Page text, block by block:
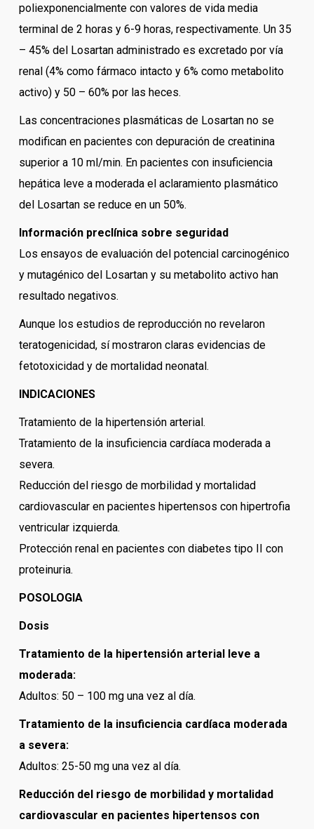
poliexponencialmente con valores de vida media
terminal de 2 horas y 6-9 horas, respectivamente. Un 35
– 45% del Losartan administrado es excretado por vía
renal (4% como fármaco intacto y 6% como metabolito
activo) y 50 – 60% por las heces.
Las concentraciones plasmáticas de Losartan no se
modifican en pacientes con depuración de creatinina
superior a 10 ml/min. En pacientes con insuficiencia
hepática leve a moderada el aclaramiento plasmático
del Losartan se reduce en un 50%.
Información preclínica sobre seguridad
Los ensayos de evaluación del potencial carcinogénico
y mutagénico del Losartan y su metabolito activo han
resultado negativos.
Aunque los estudios de reproducción no revelaron
teratogenicidad, sí mostraron claras evidencias de
fetotoxicidad y de mortalidad neonatal.
INDICACIONES
Tratamiento de la hipertensión arterial.
Tratamiento de la insuficiencia cardíaca moderada a
severa.
Reducción del riesgo de morbilidad y mortalidad
cardiovascular en pacientes hipertensos con hipertrofia
ventricular izquierda.
Protección renal en pacientes con diabetes tipo II con
proteinuria.
POSOLOGIA
Dosis
Tratamiento de la hipertensión arterial leve a
moderada:
Adultos: 50 – 100 mg una vez al día.
Tratamiento de la insuficiencia cardíaca moderada
a severa:
Adultos: 25-50 mg una vez al día.
Reducción del riesgo de morbilidad y mortalidad
cardiovascular en pacientes hipertensos con